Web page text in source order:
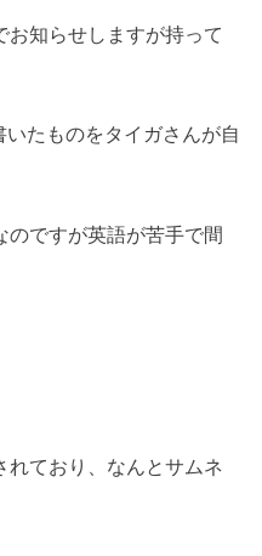
お知らせしますが持って
たものをタイガさんが自
のですが英語が苦手で間
れており、なんとサムネ